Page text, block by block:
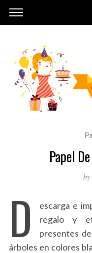
Papel
by
D
escarga e
regalo y
presentes
árboles en colores